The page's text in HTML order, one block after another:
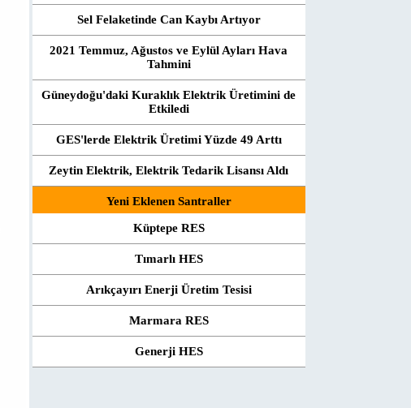
Sel Felaketinde Can Kaybı Artıyor
2021 Temmuz, Ağustos ve Eylül Ayları Hava
Tahmini
Güneydoğu'daki Kuraklık Elektrik Üretimini de
Etkiledi
GES'lerde Elektrik Üretimi Yüzde 49 Arttı
Zeytin Elektrik, Elektrik Tedarik Lisansı Aldı
Yeni Eklenen Santraller
Küptepe RES
Tımarlı HES
Arıkçayırı Enerji Üretim Tesisi
Marmara RES
Generji HES